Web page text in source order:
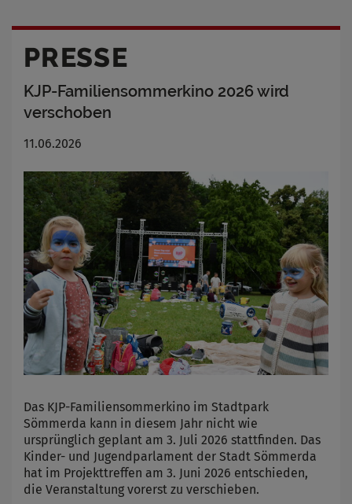
PRESSE
KJP-Familiensommerkino 2026 wird
verschoben
11.06.2026
Das KJP-Familiensommerkino im Stadtpark
Sömmerda kann in diesem Jahr nicht wie
ursprünglich geplant am 3. Juli 2026 stattfinden. Das
Kinder- und Jugendparlament der Stadt Sömmerda
hat im Projekttreffen am 3. Juni 2026 entschieden,
die Veranstaltung vorerst zu verschieben.